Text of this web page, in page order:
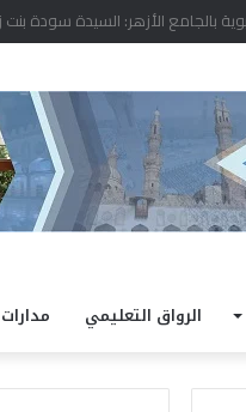
يعتمد نتيجة الدور الثاني للشهادة
الرواق التعليمي